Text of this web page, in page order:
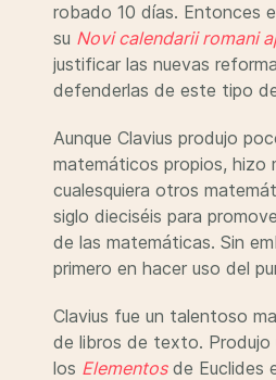
robado 10 días. Entonces
su Novi calendarii romani
justificar las nuevas
defenderlas de este tipo
Aunque Clavius produjo
matemáticos propios, hizo
cualesquiera otros
siglo dieciséis para
de las matemáticas. Sin
primero en hacer uso del
Clavius fue un talentoso
de libros de texto. Produjo
los Elementosde Euclides